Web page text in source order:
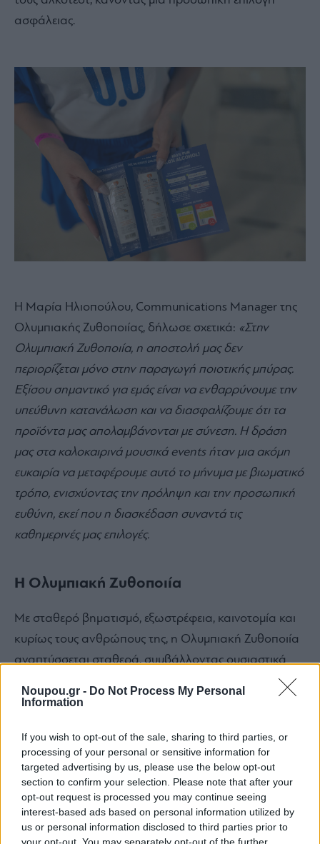
Noupou.gr - Do Not Process My Personal
Information
If you wish to opt-out of the sale, sharing to third parties, or
processing of your personal or sensitive information for
targeted advertising by us, please use the below opt-out
section to confirm your selection. Please note that after your
opt-out request is processed you may continue seeing
interest-based ads based on personal information utilized by
us or personal information disclosed to third parties prior to
your opt-out. You may separately opt-out of the further
ασφάλειας.
Η Μαρία Ηλιοπούλου, Communications Manager της
Ολυμπιακής Ζυθοποιίας, δήλωσε σχετικά: «Στην
Ολυμπιακή Ζυθοποιία, η αποστολή μας δεν
περιορίζεται μόνο στην παραγωγή ποιοτικής μπύρας.
Εξίσου σημαντικό για εμάς είναι να ενθαρρύνουμε την
υπεύθυνη κατανάλωση και να διασφαλίζουμε ότι τα
προϊόντα μας απολαμβάνονται με σύνεση. Η δράση
μας στα καλοκαιρινά μουσικά events ήταν μια ακόμη
ευκαιρία να μεταφέρουμε αυτό το μήνυμα με βιωματικό
τρόπο, ενισχύοντας την πρόληψη και την προσωπική
ευθύνη, εκεί που η διασκέδαση συναντά τις
καθημερινές μας επιλογές.
Η Ολυμπιακή Ζυθοποιία
Με σταθερό βηματισμό, εξωστρέφεια, καινοτομία και
κυρίως τους ανθρώπους της, η Ολυμπιακή Ζυθοποιία
αναπτύσσεται σταθερά, συμβάλλοντας ουσιαστικά
στην εξέλιξη του κλάδου της ζυθοποιίας στη χώρα
μας. H Ολυμπιακή Ζυθοποιία διαθέτει 2 ιδιόκτητες
δυναμικότητας 2,1 εκατ. εκατόλιτρων ετησίως, όπου
παράγονται 19 προϊόντα: ΦΙΞ Ελλάς, ΦΙΞ Μαύρη,
ΦΙΞ Άνευ, ΦΙΞ Άνευ Λεμόνι, ΦΙΞ Άνευ Σαγκουίνι,
Μythos, Mythos Radler, Mythos Ice, Mythos 0.0%,
Kaiser, Carlsberg, ΝΗΣΟΣ Pilsner, Henninger, Tuborg